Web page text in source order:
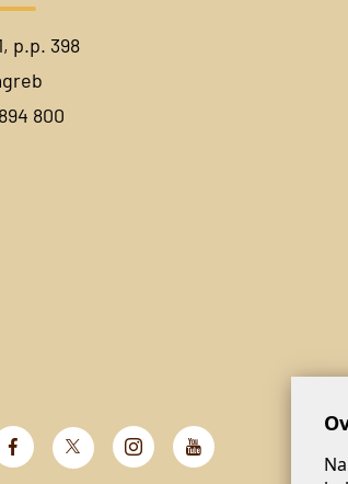
p.p. 398
800